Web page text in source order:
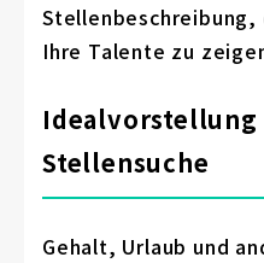
Ihre Talente zu
Idealvorstellung
Stellensuche
Gehalt, Urlaub und